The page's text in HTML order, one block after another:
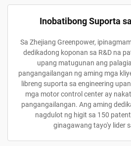
Inobatibong Suporta
Sa Zhejiang Greenpower,
dedikadong koponan sa R&D na
upang matugunan ang
pangangailangan ng aming mga
libreng suporta sa engineering
mga motor control center ay
pangangailangan. Ang aming
nagdulot ng higit sa 150
ginagawang tayo'y lider